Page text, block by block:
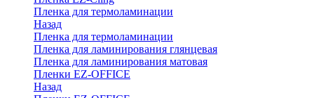
Пленка для термоламинации
Назад
Пленка для термоламинации
Пленка для ламинирования глянцевая
Пленка для ламинирования матовая
Пленки EZ-OFFICE
Назад